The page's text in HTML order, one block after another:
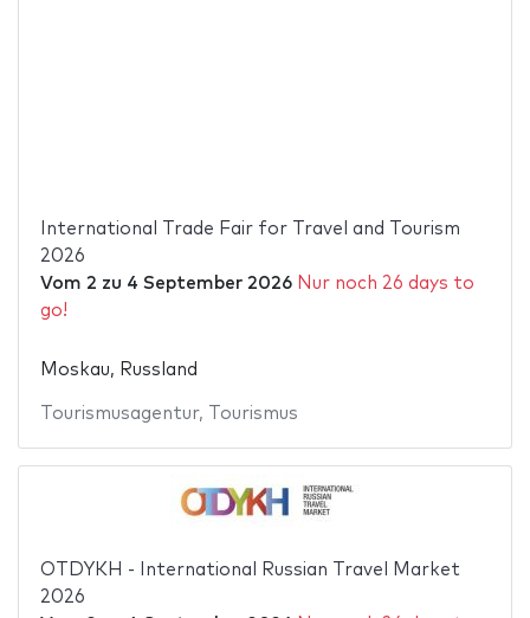
International Trade Fair for Travel and Tourism
2026
Vom 2 zu 4 September 2026 Nur noch 26 days to
go!
Moskau, Russland
Tourismusagentur, Tourismus
OTDYKH - International Russian Travel Market
2026